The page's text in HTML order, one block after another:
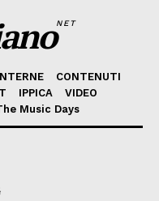
NET
CONTENUTI
IPPICA
VIDEO
Music Days